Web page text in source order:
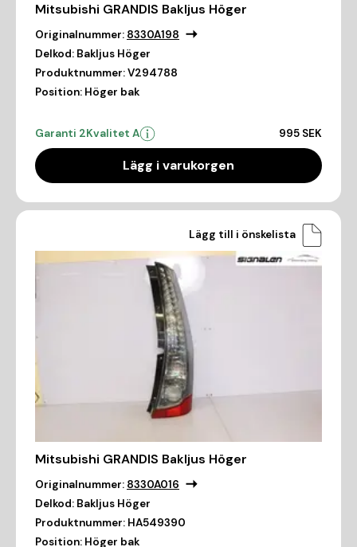
Mitsubishi GRANDIS Bakljus Höger
Originalnummer: 8330A198
Delkod: Bakljus Höger
Produktnummer:V294788
Position: Höger bak
Garanti 2Kvalitet A 995 SEK
Lägg i varukorgen
Lägg till i önskelista
Mitsubishi GRANDIS Bakljus Höger
Originalnummer: 8330A016
Delkod: Bakljus Höger
Produktnummer: HA549390
Position: Höger bak